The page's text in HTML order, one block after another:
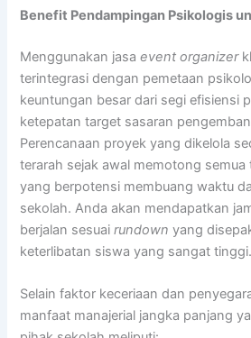
Benefit Pendampingan Psikologis
Menggunakan jasaevent organizer
terintegrasi dengan pemetaan
keuntungan besar dari segi efisiensi
ketepatan target sasaran
Perencanaan proyek yang dikelola
terarah sejak awal memotong
yang berpotensi membuang waktu
sekolah. Anda akan mendapatkan
berjalan sesuairundown yang
keterlibatan siswa yang sangat tinggi.
Selain faktor keceriaan dan
manfaat manajerial jangka panjang